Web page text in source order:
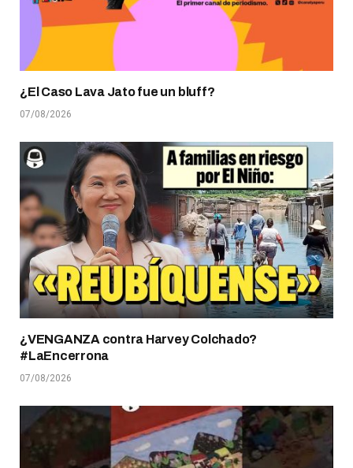
¿El Caso Lava Jato fue un bluff?
07/08/2026
¿VENGANZA contra Harvey Colchado?
#LaEncerrona
07/08/2026